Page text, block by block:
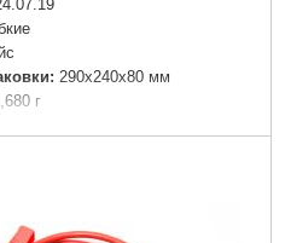
290x240x80 мм
г